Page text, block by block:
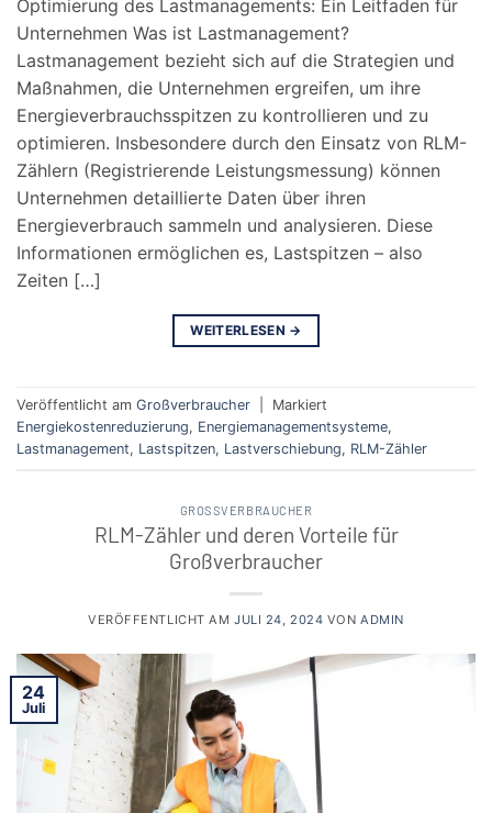
Optimierung des Lastmanagements: Ein Leitfaden für
Unternehmen Was ist Lastmanagement?
Lastmanagement bezieht sich auf die Strategien und
Maßnahmen, die Unternehmen ergreifen, um ihre
Energieverbrauchsspitzen zu kontrollieren und zu
optimieren. Insbesondere durch den Einsatz von RLM-
Zählern (Registrierende Leistungsmessung) können
Unternehmen detaillierte Daten über ihren
Energieverbrauch sammeln und analysieren. Diese
Informationen ermöglichen es, Lastspitzen – also
Zeiten […]
WEITERLESEN →
Veröffentlicht am Großverbraucher
Markiert
Energiekostenreduzierung, Energiemanagementsysteme,
Lastmanagement, Lastspitzen, Lastverschiebung, RLM-Zähler
GROSSVERBRAUCHER
RLM-Zähler und deren Vorteile für
Großverbraucher
VERÖFFENTLICHT AMJULI 24, 2024 VONADMIN
24
Juli